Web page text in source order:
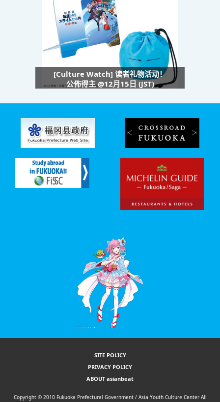
[Culture Watch] 读者礼物活动！
公佈得主 @12月15日 (JST)
SITE POLICY
PRIVACY POLICY
ABOUT asianbeat
Copyright © 2010 Fukuoka Prefectural Government / Asia Youth Culture Center All